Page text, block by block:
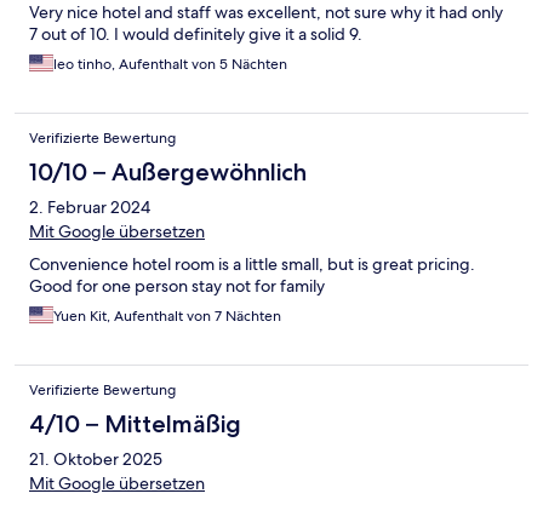
Very nice hotel and staff was excellent, not sure why it had only
7 out of 10. I would definitely give it a solid 9.
leo tinho, Aufenthalt von 5 Nächten
Verifizierte Bewertung
10/10 – Außergewöhnlich
2. Februar 2024
Mit Google übersetzen
Convenience hotel room is a little small, but is great pricing.
Good for one person stay not for family
Yuen Kit, Aufenthalt von 7 Nächten
Verifizierte Bewertung
4/10 – Mittelmäßig
21. Oktober 2025
Mit Google übersetzen